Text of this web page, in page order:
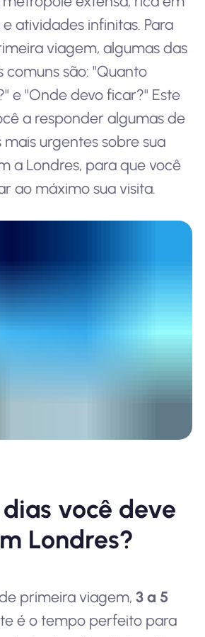
atividades infinitas. Para
viagem, algumas das
comuns são: "Quanto
e "Onde devo ficar?" Este
a responder algumas de
mais urgentes sobre sua
a Londres, para que você
ao máximo sua visita.
você deve
Londres?
primeira viagem, 3 a 5
é o tempo perfeito para